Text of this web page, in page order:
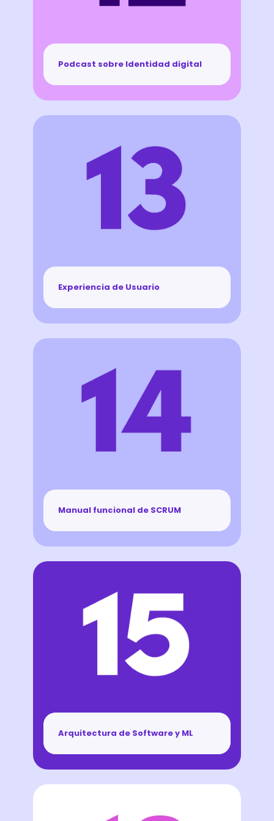
Podcast sobre Identidad digital
Experiencia de Usuario
Manual funcional de SCRUM
Arquitectura de Software y ML